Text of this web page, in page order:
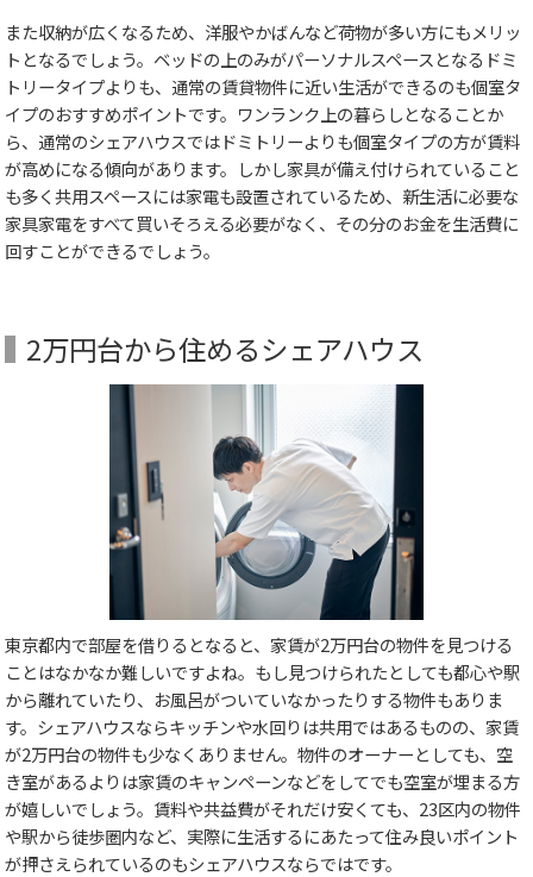
また収納が広くなるため、洋服やかばんなど荷物が多い方にもメリッ
トとなるでしょう。ベッドの上のみがパーソナルスペースとなるドミ
トリータイプよりも、通常の賃貸物件に近い生活ができるのも個室タ
イプのおすすめポイントです。ワンランク上の暮らしとなることか
ら、通常のシェアハウスではドミトリーよりも個室タイプの方が賃料
が高めになる傾向があります。しかし家具が備え付けられていること
も多く共用スペースには家電も設置されているため、新生活に必要な
家具家電をすべて買いそろえる必要がなく、その分のお金を生活費に
回すことができるでしょう。
2万円台から住めるシェアハウス
東京都内で部屋を借りるとなると、家賃が2万円台の物件を見つける
ことはなかなか難しいですよね。もし見つけられたとしても都心や駅
から離れていたり、お風呂がついていなかったりする物件もありま
す。シェアハウスならキッチンや水回りは共用ではあるものの、家賃
が2万円台の物件も少なくありません。物件のオーナーとしても、空
き室があるよりは家賃のキャンペーンなどをしてでも空室が埋まる方
が嬉しいでしょう。賃料や共益費がそれだけ安くても、23区内の物件
や駅から徒歩圏内など、実際に生活するにあたって住み良いポイント
が押さえられているのもシェアハウスならではです。